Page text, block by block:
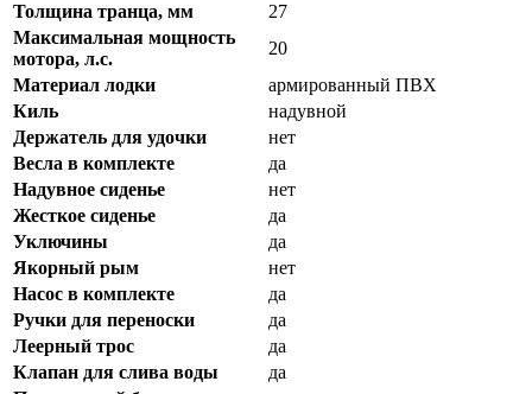
Толщина транца, мм
27
Максимальная мощность
мотора, л.с.
20
Материал лодки
армированный ПВХ
Киль
надувной
Держатель для удочки
нет
Весла в комплекте
да
Надувное сиденье
нет
Жесткое сиденье
да
Уключины
да
Якорный рым
нет
Насос в комплекте
да
Ручки для переноски
да
Леерный трос
да
Клапан для слива воды
да